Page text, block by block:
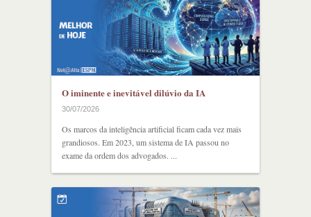
O iminente e inevitável dilúvio da IA
30/07/2026
Os marcos da inteligência artificial ficam cada vez mais
grandiosos. Em 2023, um sistema de IA passou no
exame da ordem dos advogados. ...